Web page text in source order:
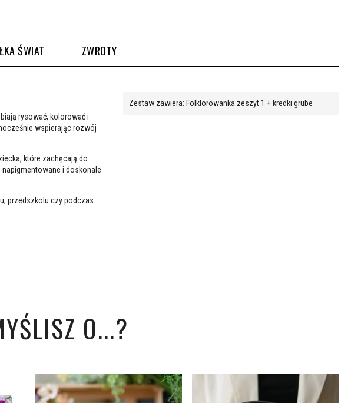
ŚWIAT ZWROTY
rysować, kolorować i
wspierając rozwój
które zachęcają do
napigmentowane i doskonale
przedszkolu czy podczas
Zestaw zawiera: Folklorowanka zeszyt 1 + kredki grube
O...?